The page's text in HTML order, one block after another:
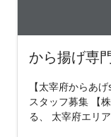
から揚げ専
【太宰府からあ
スタッフ募集 【
る、 太宰府エリ